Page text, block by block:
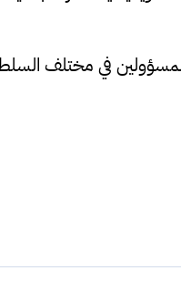
في مختلف